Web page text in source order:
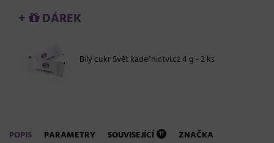
+ DÁREK
Bílý cukr Svět kadeřnictví.cz 4 g - 2 ks
POPIS PARAMETRY SOUVISEJÍCÍ 11 ZNAČKA